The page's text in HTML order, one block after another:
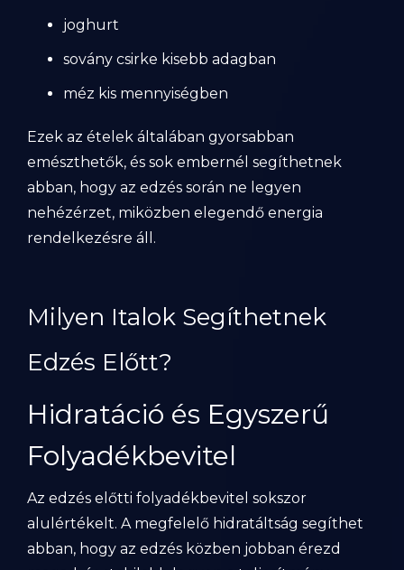
joghurt
sovány csirke kisebb adagban
méz kis mennyiségben
Ezek az ételek általában gyorsabban
emészthetők, és sok embernél segíthetnek
abban, hogy az edzés során ne legyen
nehézérzet, miközben elegendő energia
rendelkezésre áll.
Milyen Italok Segíthetnek
Edzés Előtt?
Hidratáció és Egyszerű
Folyadékbevitel
Az edzés előtti folyadékbevitel sokszor
alulértékelt. A megfelelő hidratáltság segíthet
abban, hogy az edzés közben jobban érezd